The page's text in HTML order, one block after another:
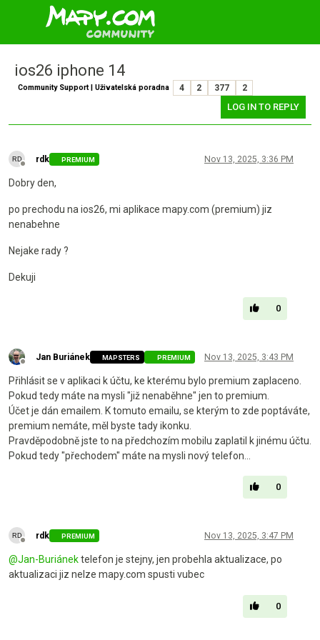
ios26 iphone 14
Community Support | Uživatelská poradna 4 2 377 2
LOG IN TO REPLY
rdk PREMIUM Nov 13, 2025, 3:36 PM
Dobry den,
po prechodu na ios26, mi aplikace mapy.com (premium) jiz
nenabehne
Nejake rady ?
Dekuji
0
Jan Buriánek MAPSTERS PREMIUM Nov 13, 2025, 3:43 PM
Přihlásit se v aplikaci k účtu, ke kterému bylo premium zaplaceno.
Pokud tedy máte na mysli "již nenaběhne" jen to premium.
Účet je dán emailem. K tomuto emailu, se kterým to zde poptáváte,
premium nemáte, měl byste tady ikonku.
Pravděpodobně jste to na předchozím mobilu zaplatil k jinému účtu.
Pokud tedy "přechodem" máte na mysli nový telefon...
0
rdk PREMIUM Nov 13, 2025, 3:47 PM
@Jan-Buriánektelefon je stejny, jen probehla aktualizace, po
aktualizaci jiz nelze mapy.com spusti vubec
0